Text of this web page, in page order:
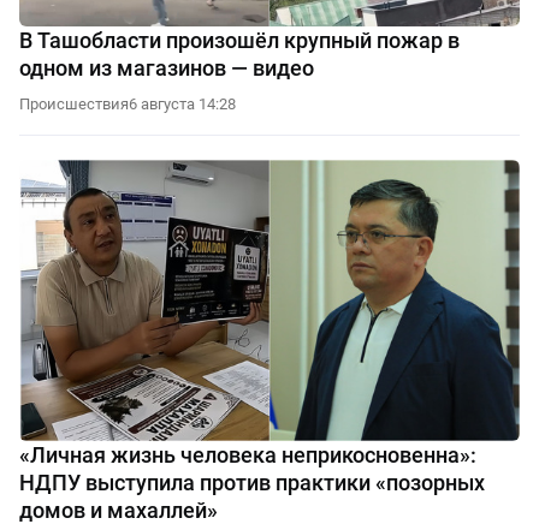
В Ташобласти произошёл крупный пожар в
одном из магазинов — видео
Происшествия6 августа 14:28
«Личная жизнь человека неприкосновенна»:
НДПУ выступила против практики «позорных
домов и махаллей»